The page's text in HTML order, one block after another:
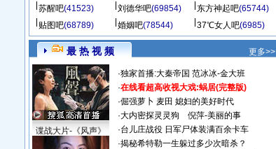
苏醒吧(41523) 刘德华吧(69854) 东方神起吧(65744)
贴图吧(68789) 婚姻吧(78544) 37℃女人吧(6985)
最 热 视 频 更多>>
谍战大片-《风声》
·独家首播:大秦帝国 范冰冰-金大班
·在线看超高收视大戏:蜗居(完整版)
·倔强萝卜 麦田 媳妇的美好时代
·大内密探灵灵狗
倪萍-美丽的事
·台儿庄战役 日军尸体装满百余卡车
·揭秘希特勒一生躲过多少次暗杀？